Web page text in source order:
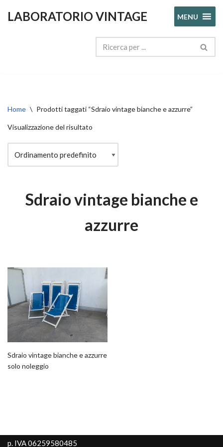
LABORATORIO VINTAGE MENU
Home \ Prodotti taggati “Sdraio vintage bianche e azzurre”
Visualizzazione del risultato
Sdraio vintage bianche e
azzurre
Sdraio vintage bianche e azzurre
solo noleggio
p. IVA 06259580485